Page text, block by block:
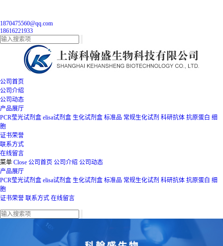
1870475560@qq.com
18616221933
公司首页
公司介绍
公司动态
产品展厅
PCR莹光试剂盒 elisa试剂盒 生化试剂盒 标准品 常规生化试剂 科研抗体 抗原蛋白 细
胞
证书荣誉
联系方式
在线留言
菜单 Close 公司首页 公司介绍 公司动态
产品展厅
PCR莹光试剂盒 elisa试剂盒 生化试剂盒 标准品 常规生化试剂 科研抗体 抗原蛋白 细
胞
证书荣誉 联系方式 在线留言